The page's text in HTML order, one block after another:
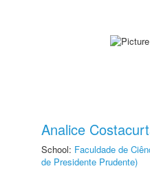
Analice
School: Faculdade de
de Presidente Prudente)